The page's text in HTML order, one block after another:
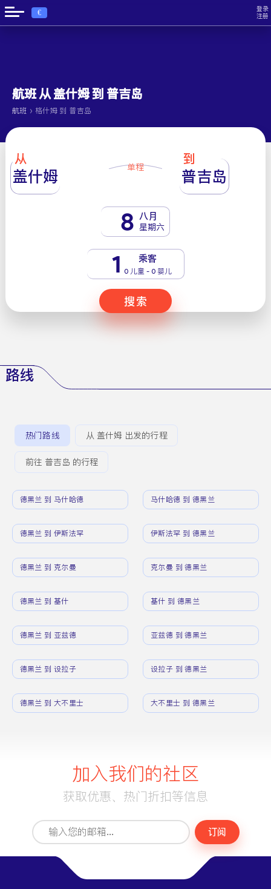
€
登录
注册
航班 从 盖什姆 到 普吉岛
航班 › 格什姆 到 普吉岛
从
盖什姆 单程
到
普吉岛
8 八月
星期六
1 乘客
0 儿童 - 0 婴儿
搜索
路线
热门路线 从 盖什姆 出发的行程
前往 普吉岛 的行程
德黑兰 到 马什哈德 马什哈德 到 德黑兰
德黑兰 到 伊斯法罕 伊斯法罕 到 德黑兰
德黑兰 到 克尔曼 克尔曼 到 德黑兰
德黑兰 到 基什 基什 到 德黑兰
德黑兰 到 亚兹德 亚兹德 到 德黑兰
德黑兰 到 设拉子 设拉子 到 德黑兰
德黑兰 到 大不里士 大不里士 到 德黑兰
加入我们的社区
获取优惠、热门折扣等信息
订阅